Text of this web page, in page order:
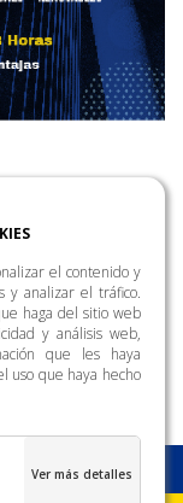
el contenido y
y analizar el tráfico.
haga del sitio web
y análisis web,
que les haya
uso que haya hecho